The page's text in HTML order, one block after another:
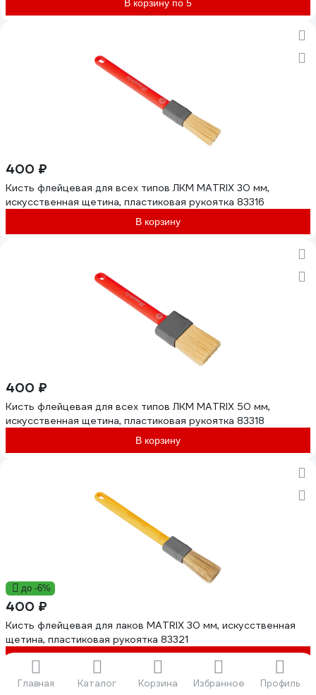
Главная Каталог Корзина Избранное Профиль
В корзину по 5
400 ₽
Кисть флейцевая для всех типов ЛКМ MATRIX 30 мм,
искусственная щетина, пластиковая рукоятка 83316
В корзину
400 ₽
Кисть флейцевая для всех типов ЛКМ MATRIX 50 мм,
искусственная щетина, пластиковая рукоятка 83318
В корзину
до -6%
400 ₽
Кисть флейцевая для лаков MATRIX 30 мм, искусственная
щетина, пластиковая рукоятка 83321
В корзину